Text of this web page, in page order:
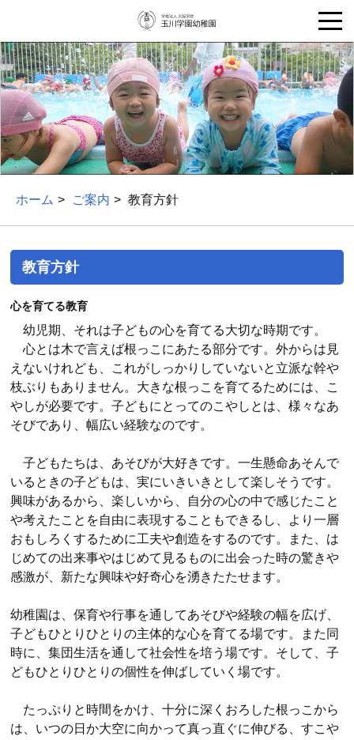
ホーム ご案内 教育方針
教育方針
心を育てる教育
幼児期、それは子どもの心を育てる大切な時期です。
心とは木で言えば根っこにあたる部分です。外からは見
えないけれども、これがしっかりしていないと立派な幹や
枝ぶりもありません。大きな根っこを育てるためには、こ
やしが必要です。子どもにとってのこやしとは、様々なあ
そびであり、幅広い経験なのです。
子どもたちは、あそびが大好きです。一生懸命あそんで
いるときの子どもは、実にいきいきとして楽しそうです。
興味があるから、楽しいから、自分の心の中で感じたこと
や考えたことを自由に表現することもできるし、より一層
おもしろくするために工夫や創造をするのです。また、は
じめての出来事やはじめて見るものに出会った時の驚きや
感激が、新たな興味や好奇心を湧きたたせます。
幼稚園は、保育や行事を通してあそびや経験の幅を広げ、
子どもひとりひとりの主体的な心を育てる場です。また同
時に、集団生活を通して社会性を培う場です。そして、子
どもひとりひとりの個性を伸ばしていく場です。
たっぷりと時間をかけ、十分に深くおろした根っこから
は、いつの日か大空に向かって真っ直ぐに伸びる、すこや